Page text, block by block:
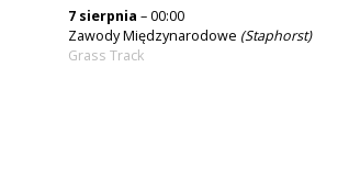
7 sierpnia – 00:00
Zawody Międzynarodowe (Staphorst)
Grass Track